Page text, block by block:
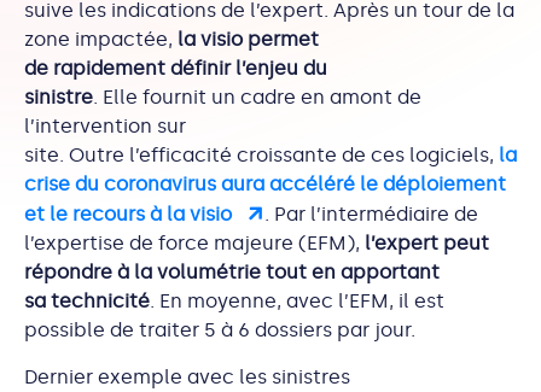
suive les indications de l’expert. Après un tour de la
zone impactée, la visio permet
de rapidement définir l’enjeu du
sinistre. Elle fournit un cadre en amont de
l’intervention sur
site. Outre l’efficacité croissante de ces logiciels, la
crise du coronavirus aura accéléré le déploiement
et le recours à la visio
. Par l’intermédiaire de
l’expertise de force majeure (EFM), l’expert peut
répondre à la volumétrie tout en apportant
sa technicité. En moyenne, avec l’EFM, il est
possible de traiter 5 à 6 dossiers par jour.
Dernier exemple avec les sinistres